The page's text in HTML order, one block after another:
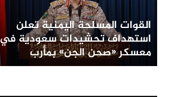
القوات المسلحة اليمنية تعلن
استهداف تحشيدات سعودية في
معسكر «صحن الجن» بمأرب